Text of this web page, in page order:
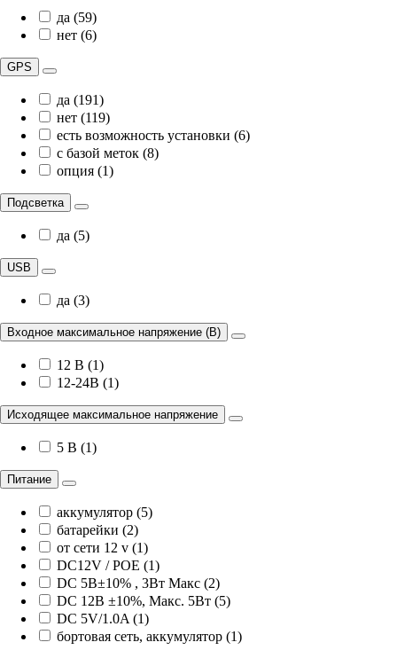
да (59)
нет (6)
GPS
да (191)
нет (119)
есть возможность установки (6)
с базой меток (8)
опция (1)
Подсветка
да (5)
USB
да (3)
Входное максимальное напряжение (В)
12 В (1)
12-24В (1)
Исходящее максимальное напряжение
5 В (1)
Питание
аккумулятор (5)
батарейки (2)
от сети 12 v (1)
DC12V / POE (1)
DC 5В±10% , 3Вт Maкс (2)
DC 12В ±10%, Maкс. 5Вт (5)
DC 5V/1.0A (1)
бортовая сеть, аккумулятор (1)